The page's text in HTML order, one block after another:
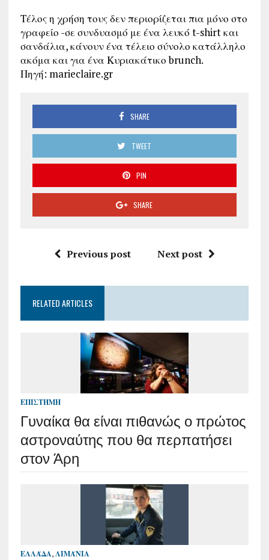
Τέλος η χρήση τους δεν περιορίζεται πια μόνο στο
γραφείο -σε συνδυασμό με ένα λευκό t-shirt και
σανδάλια, κάνουν ένα τέλειο σύνολο κατάλληλο
ακόμα και για ένα Κυριακάτικο brunch.
Πηγή: marieclaire.gr
SHARE
TWEET
PIN
SHARE
Previous post Next post
RELATED ARTICLES
ΕΠΙΣΤΉΜΗ
Γυναίκα θα είναι πιθανώς ο πρώτος
αστροναύτης που θα περπατήσει
στον Άρη
ΕΛΛΆΔΑ, ΛΙΜΆΝΙΑ